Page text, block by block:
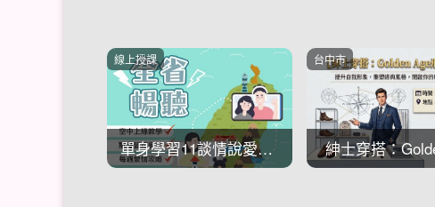
單身學習11談情說愛殺手鐧魅力
線上授課
紳士穿搭：
台中市